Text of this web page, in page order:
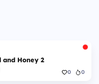
and Honey 2
0 0